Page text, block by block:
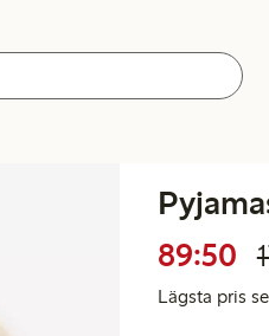
89:50
Lägsta pris